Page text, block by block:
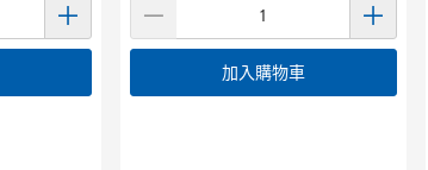
加入購物車